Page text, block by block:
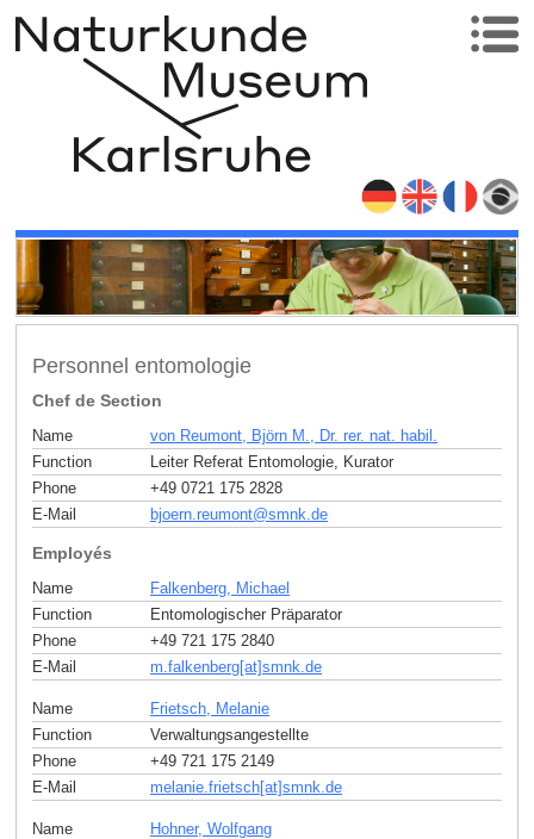
Personnel entomologie
Chef de Section
Name
von Reumont, Björn M., Dr. rer. nat. habil.
Function
Leiter Referat Entomologie, Kurator
Phone
+49 0721 175 2828
E-Mail
bjoern.reumont@smnk.de
Employés
Name
Falkenberg, Michael
Function
Entomologischer Präparator
Phone
+49 721 175 2840
E-Mail
m.falkenberg[at]smnk de
Name
Frietsch, Melanie
Function
Verwaltungsangestellte
Phone
+49 721 175 2149
E-Mail
melanie.frietsch[at]smnk de
Name
Hohner, Wolfgang